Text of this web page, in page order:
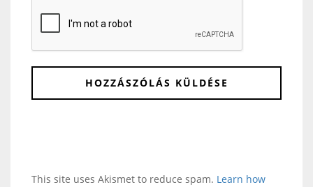
This site uses Akismet to reduce spam. Learn how